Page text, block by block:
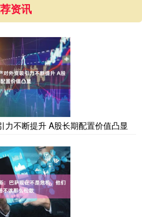
资讯
不断提升 A股长期配置价值凸显